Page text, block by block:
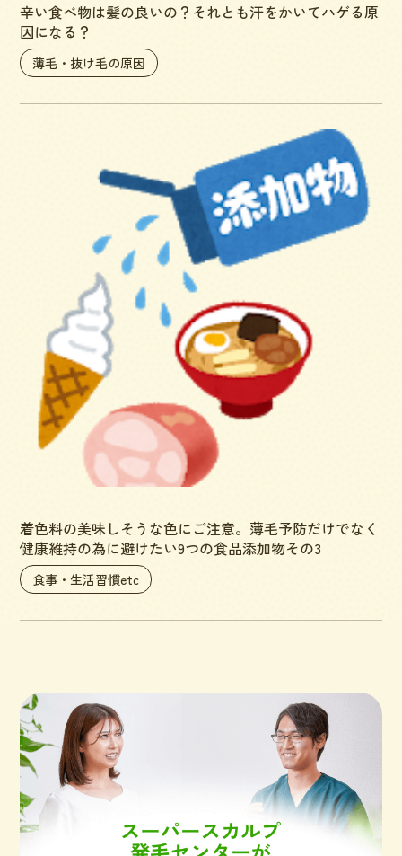
辛い食べ物は髪の良いの？それとも汗をかいてハゲる原
因になる？
薄毛・抜け毛の原因
着色料の美味しそうな色にご注意。薄毛予防だけでなく
健康維持の為に避けたい9つの食品添加物その3
食事・生活習慣etc